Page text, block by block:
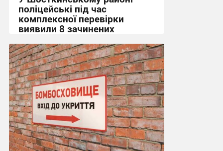
поліцейські під час
комплексної перевірки
виявили 8 зачинених
15:36, 7.08.2026